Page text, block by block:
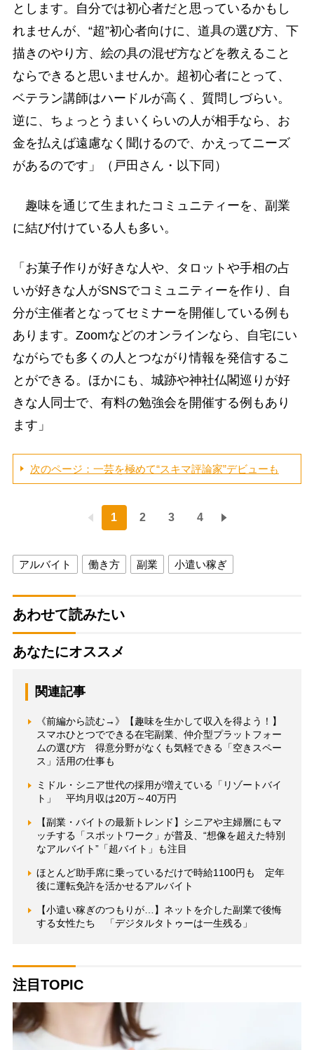
とします。自分では初心者だと思っているかもし
れませんが、“超”初心者向けに、道具の選び方、下
描きのやり方、絵の具の混ぜ方などを教えること
ならできると思いませんか。超初心者にとって、
ベテラン講師はハードルが高く、質問しづらい。
逆に、ちょっとうまいくらいの人が相手なら、お
金を払えば遠慮なく聞けるので、かえってニーズ
があるのです」（戸田さん・以下同）
趣味を通じて生まれたコミュニティーを、副業
に結び付けている人も多い。
「お菓子作りが好きな人や、タロットや手相の占
いが好きな人がSNSでコミュニティーを作り、自
分が主催者となってセミナーを開催している例も
あります。Zoomなどのオンラインなら、自宅にい
ながらでも多くの人とつながり情報を発信するこ
とができる。ほかにも、城跡や神社仏閣巡りが好
きな人同士で、有料の勉強会を開催する例もあり
ます」
次のページ：一芸を極めて“スキマ評論家”デビューも
1 2 3 4
アルバイト 働き方 副業 小遣い稼ぎ
あわせて読みたい
あなたにオススメ
関連記事
《前編から読む→》【趣味を生かして収入を得よう！】
スマホひとつでできる在宅副業、仲介型プラットフォー
ムの選び方 得意分野がなくも気軽できる「空きスペー
ス」活用の仕事も
ミドル・シニア世代の採用が増えている「リゾートバイ
ト」 平均月収は20万～40万円
【副業・バイトの最新トレンド】シニアや主婦層にもマ
ッチする「スポットワーク」が普及、“想像を超えた特別
なアルバイト”「超バイト」も注目
ほとんど助手席に乗っているだけで時給1100円も 定年
後に運転免許を活かせるアルバイト
【小遣い稼ぎのつもりが…】ネットを介した副業で後悔
する女性たち 「デジタルタトゥーは一生残る」
注目TOPIC